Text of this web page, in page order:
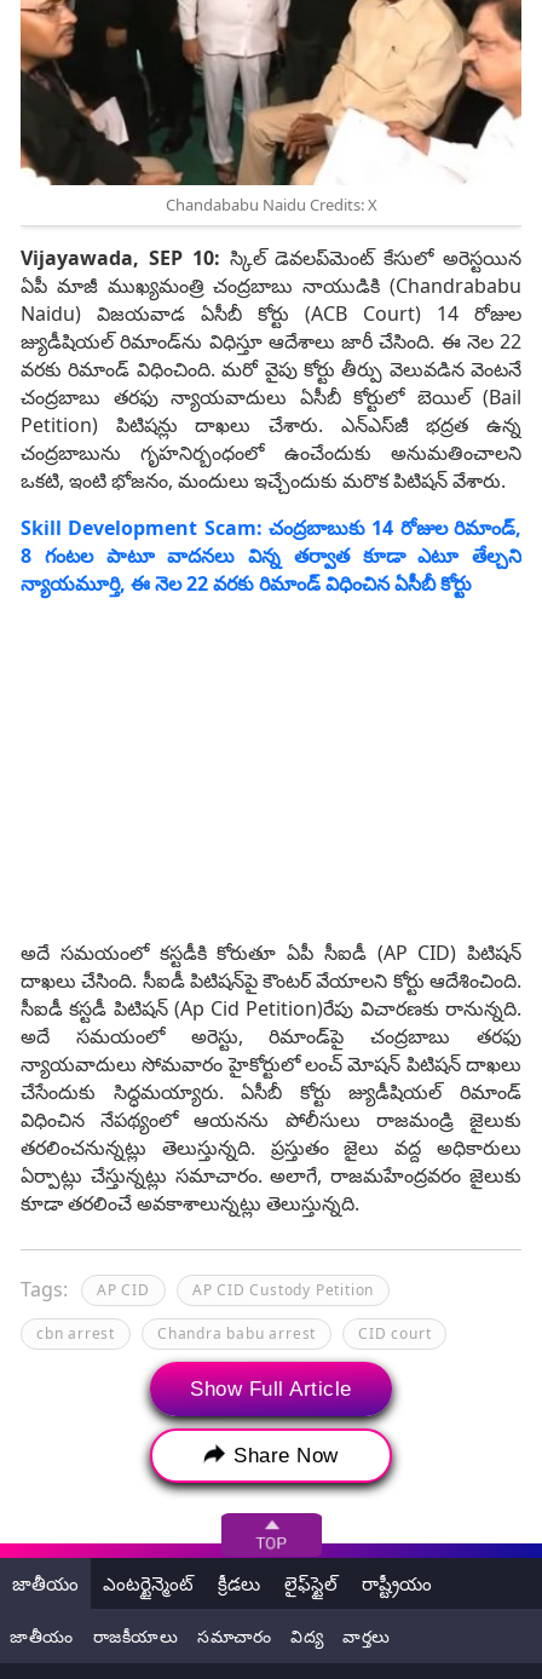
Chandababu Naidu Credits: X
Vijayawada, SEP 10: స్కిల్‌ డెవలప్‌మెంట్‌ కేసులో అరెస్టయిన
ఏపీ మాజీ ముఖ్యమంత్రి చంద్రబాబు నాయుడికి (Chandrababu
Naidu) విజయవాడ ఏసీబీ కోర్టు (ACB Court) 14 రోజుల
జ్యుడీషియల్‌ రిమాండ్‌ను విధిస్తూ ఆదేశాలు జారీ చేసింది. ఈ నెల 22
వరకు రిమాండ్‌ విధించింది. మరో వైపు కోర్టు తీర్పు వెలువడిన వెంటనే
చంద్రబాబు తరఫు న్యాయవాదులు ఏసీబీ కోర్టులో బెయిల్‌ (Bail
Petition) పిటిషన్లు దాఖలు చేశారు. ఎన్‌ఎస్‌జీ భద్రత ఉన్న
చంద్రబాబును గృహనిర్బంధంలో ఉంచేందుకు అనుమతించాలని
ఒకటి, ఇంటి భోజనం, మందులు ఇచ్చేందుకు మరొక పిటిషన్‌ వేశారు.
Skill Development Scam: చంద్రబాబుకు 14 రోజుల రిమాండ్‌,
8 గంటల పాటూ వాదనలు విన్న తర్వాత కూడా ఎటూ తేల్చని
న్యాయమూర్తి, ఈ నెల 22 వరకు రిమాండ్ విధించిన ఏసీబీ కోర్టు
అదే సమయంలో కస్టడీకి కోరుతూ ఏపీ సీఐడీ (AP CID) పిటిషన్‌
దాఖలు చేసింది. సీఐడీ పిటిషన్‌పై కౌంటర్‌ వేయాలని కోర్టు ఆదేశించింది.
సీఐడీ కస్టడీ పిటిషన్‌ (Ap Cid Petition)రేపు విచారణకు రానున్నది.
అదే సమయంలో అరెస్టు, రిమాండ్‌పై చంద్రబాబు తరఫు
న్యాయవాదులు సోమవారం హైకోర్టులో లంచ్ మోషన్‌ పిటిషన్‌ దాఖలు
చేసేందుకు సిద్ధమయ్యారు. ఏసీబీ కోర్టు జ్యుడీషియల్‌ రిమాండ్‌
విధించిన నేపథ్యంలో ఆయనను పోలీసులు రాజమండ్రి జైలుకు
తరలించనున్నట్లు తెలుస్తున్నది. ప్రస్తుతం జైలు వద్ద అధికారులు
ఏర్పాట్లు చేస్తున్నట్లు సమాచారం. అలాగే, రాజమహేంద్రవరం జైలుకు
కూడా తరలించే అవకాశాలున్నట్లు తెలుస్తున్నది.
Tags: AP CID AP CID Custody Petition
cbn arrest Chandra babu arrest CID court
Custody Petition
Show Full Article
Share Now
జాతీయం ఎంటర్టైన్మెంట్ క్రీడలు లైఫ్‌స్టైల్ రాష్ట్రీయం
జాతీయం రాజకీయాలు సమాచారం విద్య వార్తలు